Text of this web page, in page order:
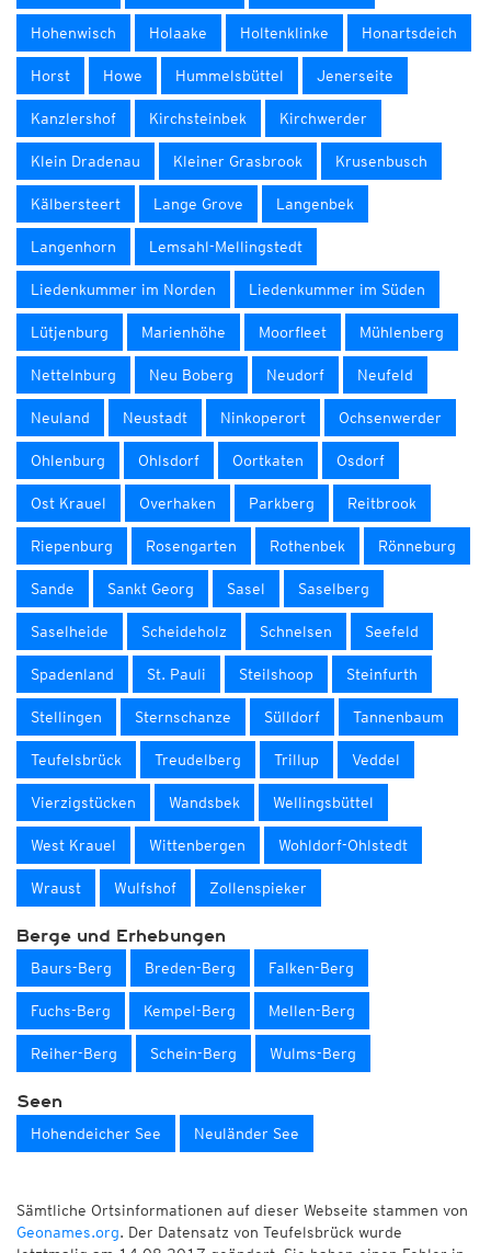
Hohenwisch Holaake Holtenklinke Honartsdeich
Horst Howe Hummelsbüttel Jenerseite
Kanzlershof Kirchsteinbek Kirchwerder
Klein Dradenau Kleiner Grasbrook Krusenbusch
Kälbersteert Lange Grove Langenbek
Langenhorn Lemsahl-Mellingstedt
Liedenkummer im Norden Liedenkummer im Süden
Lütjenburg Marienhöhe Moorfleet Mühlenberg
Nettelnburg Neu Boberg Neudorf Neufeld
Neuland Neustadt Ninkoperort Ochsenwerder
Ohlenburg Ohlsdorf Oortkaten Osdorf
Ost Krauel Overhaken Parkberg Reitbrook
Riepenburg Rosengarten Rothenbek Rönneburg
Sande Sankt Georg Sasel Saselberg
Saselheide Scheideholz Schnelsen Seefeld
Spadenland St. Pauli Steilshoop Steinfurth
Stellingen Sternschanze Sülldorf Tannenbaum
Teufelsbrück Treudelberg Trillup Veddel
Vierzigstücken Wandsbek Wellingsbüttel
West Krauel Wittenbergen Wohldorf-Ohlstedt
Wraust Wulfshof Zollenspieker
Berge und Erhebungen
Baurs-Berg Breden-Berg Falken-Berg
Fuchs-Berg Kempel-Berg Mellen-Berg
Reiher-Berg Schein-Berg Wulms-Berg
Seen
Hohendeicher See Neuländer See
Sämtliche Ortsinformationen auf dieser Webseite stammen von
Geonames.org. Der Datensatz von Teufelsbrück wurde